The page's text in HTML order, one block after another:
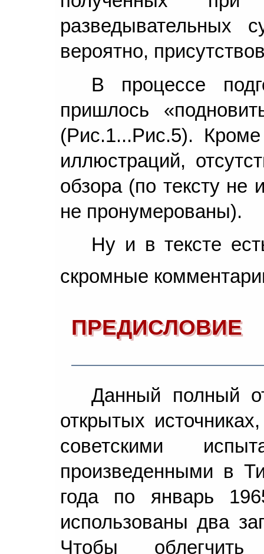
разведывательных
вероятно,
В процессе
пришлось
(Рис.1...Рис.5).
иллюстраций,
обзора (по тексту не
не пронумерованы).
Ну и в тексте
скромные
ПРЕДИСЛОВИЕ
Данный полный
открытых
советскими
произведенными в
года по январь
использованы два
Чтобы облегчить